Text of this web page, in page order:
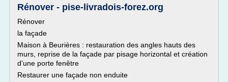
Rénover - pise-livradois-forez.org
Rénover
la façade
Maison à Beurières : restauration des angles hauts des
murs, reprise de la façade par pisage horizontal et création
d'une porte fenêtre
Restaurer une façade non enduite